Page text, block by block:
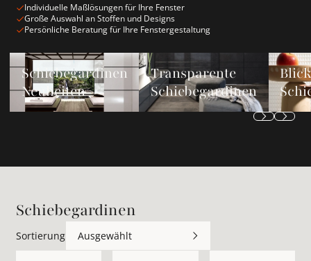
Individuelle Maßlösungen für Ihre Fenster
Große Auswahl an Stoffen und Designs
Persönliche Beratung für Ihre Fenstergestaltung
Schiebegardinen Neuheiten ansehen
Schiebegardinen
Neuheiten
Transparente Schiebegardinen
Transparente
Schiebegardinen
Schiebegardinen
Sortierung Ausgewählt